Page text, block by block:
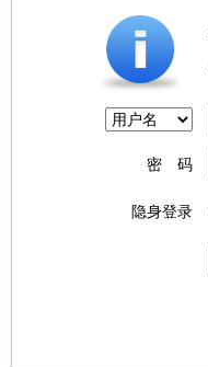
密 码
隐身登录